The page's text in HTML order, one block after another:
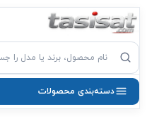
اصلی
دسته‌بندی محصولات